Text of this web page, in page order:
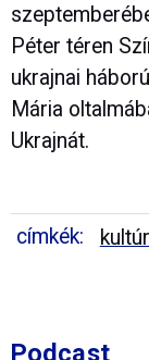
Péter téren
ukrajnai
Mária
Ukrajnát.
címkék:
Podcast